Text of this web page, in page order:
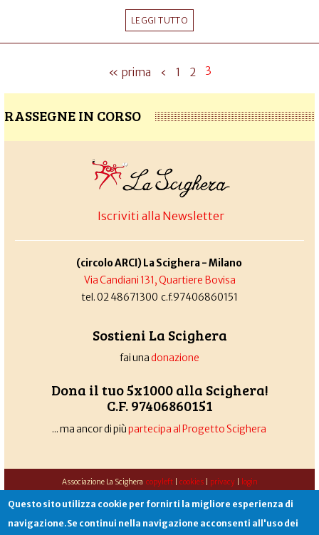
LEGGI TUTTO
« prima ‹ 1 2 3
RASSEGNE IN CORSO
Iscriviti alla Newsletter
(circolo ARCI) La Scighera - Milano
Via Candiani 131, Quartiere Bovisa
tel. 02 48671300 c.f.97406860151
Sostieni La Scighera
fai unadonazione
Dona il tuo 5x1000 alla Scighera!
C.F. 97406860151
... ma ancor di piùpartecipa al Progetto Scighera
Associazione La Scighera copyleft| cookies| privacy| login
Sito creato daAlekos.net
Questo sito utilizza cookie per fornirti la migliore esperienza di
navigazione.Se continui nella navigazione acconsenti all'uso dei